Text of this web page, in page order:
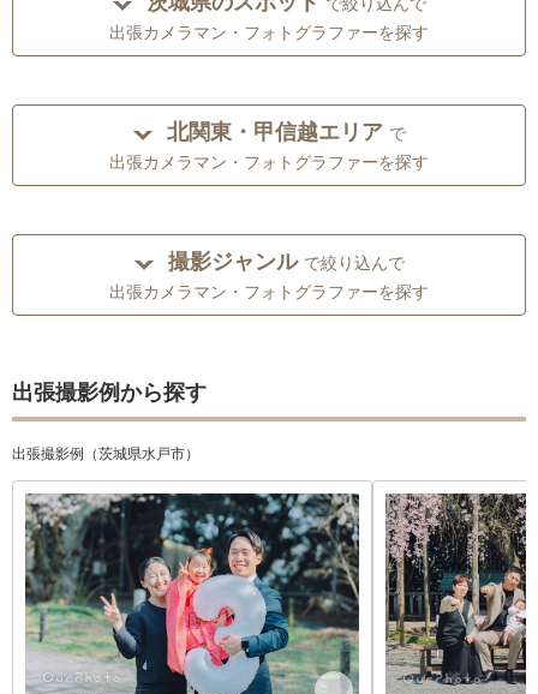
で絞り込んで
出張カメラマン・フォトグラファーを探す
北関東・甲信越エリア で
出張カメラマン・フォトグラファーを探す
撮影ジャンル で絞り込んで
出張カメラマン・フォトグラファーを探す
出張撮影例から探す
出張撮影例（茨城県水戸市）